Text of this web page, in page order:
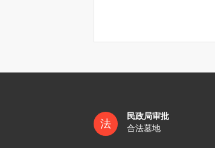
法
民政局审批
合法墓地